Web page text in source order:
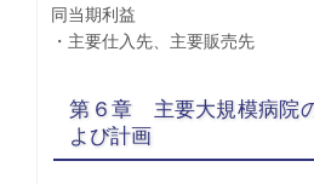
同当期利益
・主要仕入先、主要販売先
第６章 主要大規模病院
よび計画